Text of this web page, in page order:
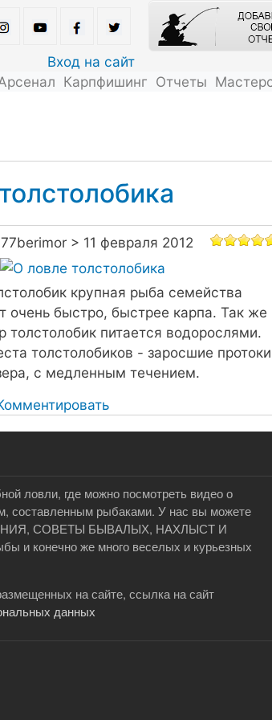
основному
содержанию
Вход на сайт
Карпфишинг Отчеты
77berimor > 11 февраля 2012
крупная рыба семейства
очень быстро, быстрее карпа. Так же
толстолобик питается водорослями.
толстолобиков - заросшие
с медленным течением.
ловли, где можно посмотреть видео о
составленным рыбаками. У нас вы можете
СОВЕТЫ БЫВАЛЫХ, НАХЛЫСТ И
конечно же много веселых и курьезных
на сайте, ссылка на сайт
данных